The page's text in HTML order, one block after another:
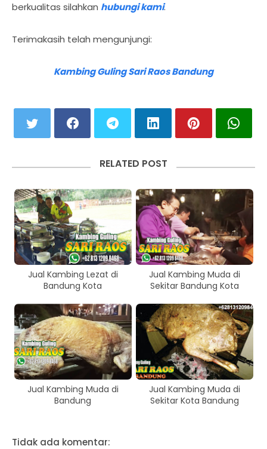
berkualitas silahkan hubungi kami.
Terimakasih telah mengunjungi:
Kambing Guling Sari Raos Bandung
RELATED POST
Jual Kambing Lezat di
Bandung Kota
Jual Kambing Muda di
Sekitar Bandung Kota
Jual Kambing Muda di
Bandung
Jual Kambing Muda di
Sekitar Kota Bandung
Tidak ada komentar: